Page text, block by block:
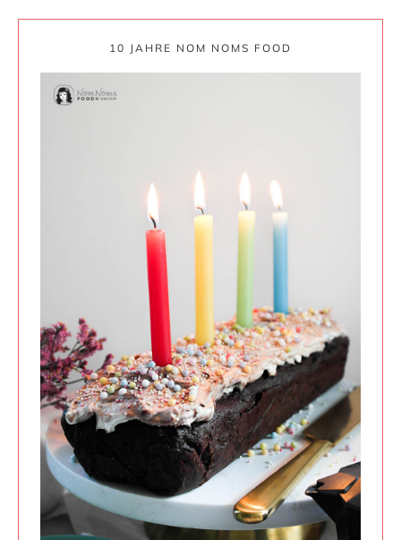
10 JAHRE NOM NOMS FOOD